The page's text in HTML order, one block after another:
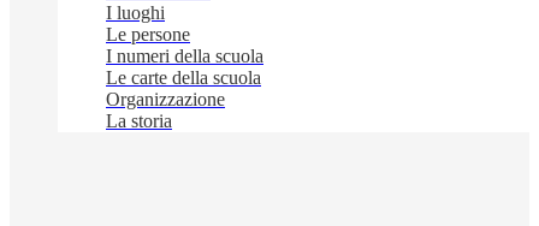
I luoghi
Le persone
I numeri della scuola
Le carte della scuola
Organizzazione
La storia